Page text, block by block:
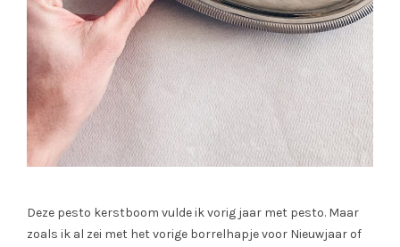
Deze pesto kerstboom vulde ik vorig jaar met pesto. Maar
zoals ik al zei met het vorige borrelhapje voor Nieuwjaar of